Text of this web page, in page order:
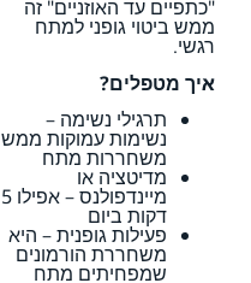
"כתפיים עד האוזניים" זה
ממש ביטוי גופני למתח
רגשי.
איך מטפלים?
תרגילי נשימה –
נשימות עמוקות ממש
משחררות מתח
מדיטציה או
מיינדפולנס – אפילו 5
דקות ביום
פעילות גופנית – היא
משחררת הורמונים
שמפחיתים מתח